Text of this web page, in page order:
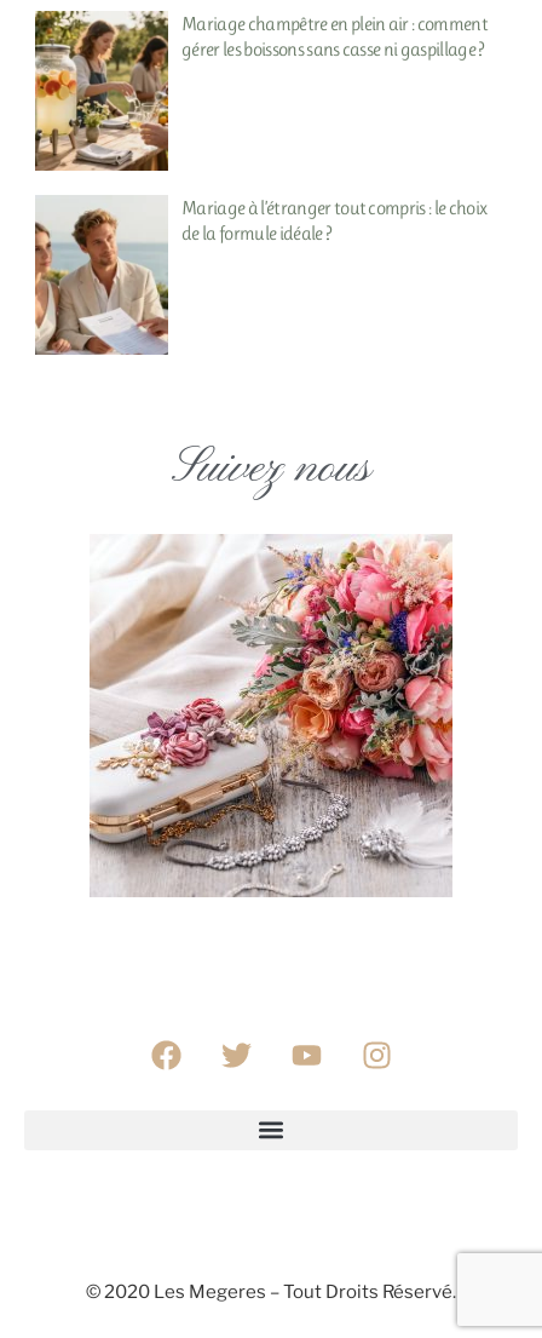
Mariage champêtre en plein air : comment
gérer les boissons sans casse ni gaspillage ?
Mariage à l’étranger tout compris : le choix
de la formule idéale ?
Suivez nous
© 2020 Les Megeres – Tout Droits Réservé.